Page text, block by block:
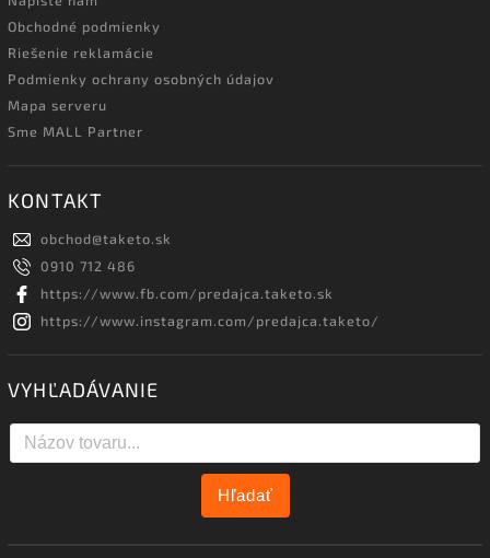
Obchodné podmienky
Riešenie reklamácie
Podmienky ochrany osobných údajov
Mapa serveru
Sme MALL Partner
KONTAKT
obchod@taketo.sk
0910 712 486
https://www.fb.com/predajca.taketo.sk
https://www.instagram.com/predajca.taketo/
VYHĽADÁVANIE
Hľadať